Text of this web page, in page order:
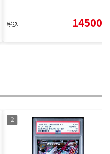
税込 14500